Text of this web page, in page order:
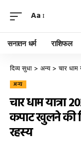
Aa
सनातन धर्म राशिफल
दिव्य सुधा > अन्य>चार धाम
अन्य
चार धाम यात्रा
कपाट खुलने की
रहस्य